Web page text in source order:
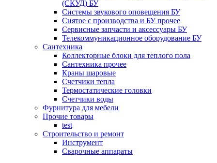
(СКУД) БУ
Системы звукового оповещения БУ
Снятое с производства и БУ прочее
Сервисные запчасти и аксессуары БУ
Телекоммуникационное оборудование БУ
Сантехника
Коллекторные блоки для теплого пола
Сантехника прочее
Краны шаровые
Счетчики тепла
Термоcтатические головки
Счетчики воды
Фурнитура для мебели
Прочие товары
test
Строительство и ремонт
Инструмент
Сварочные аппараты